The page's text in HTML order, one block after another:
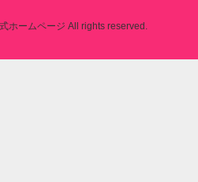
ホームページ All rights reserved.